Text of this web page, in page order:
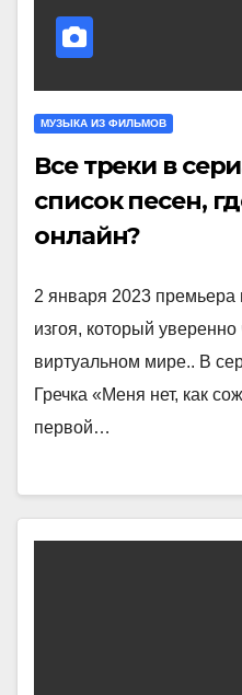
МУЗЫКА ИЗ ФИЛЬМОВ
Все треки в
список песен,
онлайн?
2 января 2023 премьера
изгоя, который уверенно
виртуальном мире.. В
Гречка «Меня нет, как
первой…